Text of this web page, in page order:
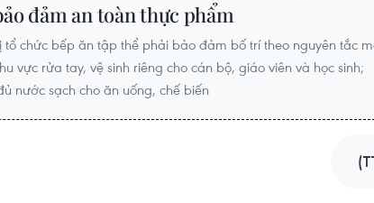
đảm an toàn thực phẩm
tổ chức bếp ăn tập thể phải bảo đảm bố trí theo nguyên tắc
vực rửa tay, vệ sinh riêng cho cán bộ, giáo viên và học sinh;
nước sạch cho ăn uống, chế biến